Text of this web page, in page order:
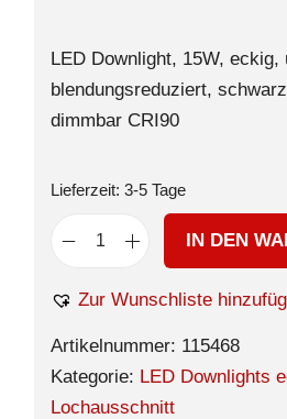
LED Downlight, 15W, eckig,
blendungsreduziert,
dimmbar CRI90
Lieferzeit: 3-5 Tage
IN DEN
Zur Wunschliste
Artikelnummer: 115468
Kategorie: LED Downlights
Lochausschnitt